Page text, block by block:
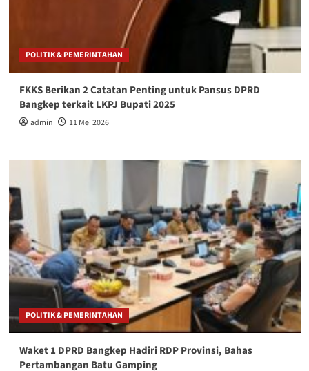
POLITIK & PEMERINTAHAN
FKKS Berikan 2 Catatan Penting untuk Pansus DPRD
Bangkep terkait LKPJ Bupati 2025
admin 11 Mei 2026
POLITIK & PEMERINTAHAN
Waket 1 DPRD Bangkep Hadiri RDP Provinsi, Bahas
Pertambangan Batu Gamping